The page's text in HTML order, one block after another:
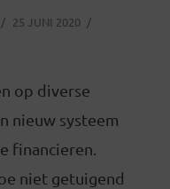
25 JUNI 2020
op diverse
nieuw systeem
financieren.
niet getuigend